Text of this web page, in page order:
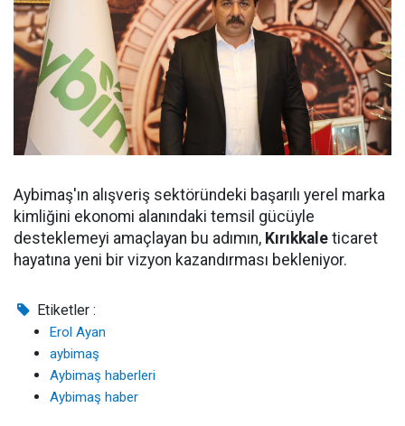
Aybimaş'ın alışveriş sektöründeki başarılı yerel marka
kimliğini ekonomi alanındaki temsil gücüyle
desteklemeyi amaçlayan bu adımın, Kırıkkale ticaret
hayatına yeni bir vizyon kazandırması bekleniyor.
Etiketler :
Erol Ayan
aybimaş
Aybimaş haberleri
Aybimaş haber